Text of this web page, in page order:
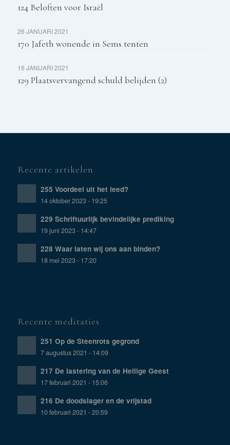
124 Beloften voor Israël
26 JANUARI 2021
170 Jafeth wonende in Sems tenten
16 JANUARI 2021
129 Plaatsvervangend schuld belijden (2)
Recente artikelen
255 Voordeel uit het leed?
14 oktober 2023 - 19:25
229 Schriftuurlijk bevindelijke prediking
19 juni 2023 - 14:47
228 Waar laten wij ons aan binden?
18 mei 2023 - 17:20
Recente meditaties
251 Op de Steenrots gegrond
7 augustus 2021 - 14:09
217 De lastering van de Heilige Geest
17 februari 2021 - 15:06
216 De doodslager en de vrijstad
10 februari 2021 - 20:59